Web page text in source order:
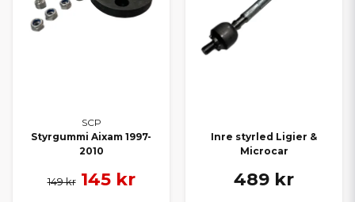
SCP
Styrgummi Aixam 1997-
2010
149 kr 145 kr
Inre styrled Ligier &
Microcar
489 kr